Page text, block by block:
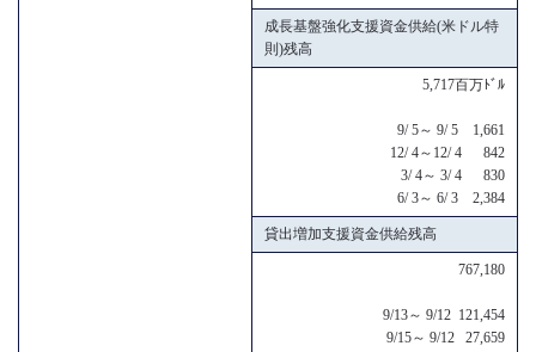
成長基盤強化支援資金供給(米ドル特
則)残高
5,717百万ﾄﾞﾙ
9/ 5～ 9/ 5 1,661
12/ 4～12/ 4 842
3/ 4～ 3/ 4 830
6/ 3～ 6/ 3 2,384
貸出増加支援資金供給残高
767,180
9/13～ 9/12 121,454
9/15～ 9/12 27,659